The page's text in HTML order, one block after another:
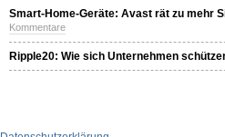
Smart-Home-Geräte: Avast rät zu mehr
Kommentare
Ripple20: Wie sich Unternehmen